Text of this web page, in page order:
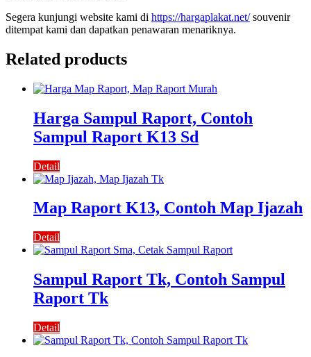
Segera kunjungi website kami di https://hargaplakat.net/souvenir
ditempat kami dan dapatkan penawaran menariknya.
Related products
Harga Sampul Raport, Contoh
Sampul Raport K13 Sd
Detail
Map Raport K13, Contoh Map Ijazah
Detail
Sampul Raport Tk, Contoh Sampul
Raport Tk
Detail